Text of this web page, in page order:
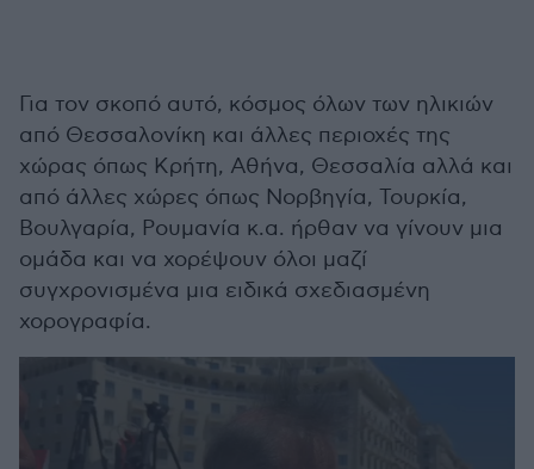
Για τον σκοπό αυτό, κόσμος όλων των ηλικιών
από Θεσσαλονίκη και άλλες περιοχές της
χώρας όπως Κρήτη, Αθήνα, Θεσσαλία αλλά και
από άλλες χώρες όπως Νορβηγία, Τουρκία,
Βουλγαρία, Ρουμανία κ.α. ήρθαν να γίνουν μια
ομάδα και να χορέψουν όλοι μαζί
συγχρονισμένα μια ειδικά σχεδιασμένη
χορογραφία.